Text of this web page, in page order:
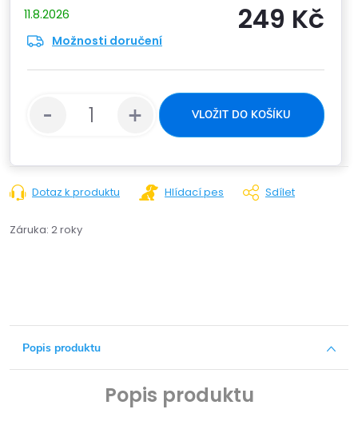
11.8.2026
Možnosti doručení
249 Kč
cena:
VLOŽIT DO KOŠÍKU
Dotaz k produktu Hlídací pes Sdílet
Záruka: 2 roky
Popis produktu
Popis produktu